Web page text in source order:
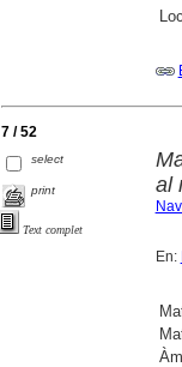
7 / 52
select
print
Text complet
al
En: